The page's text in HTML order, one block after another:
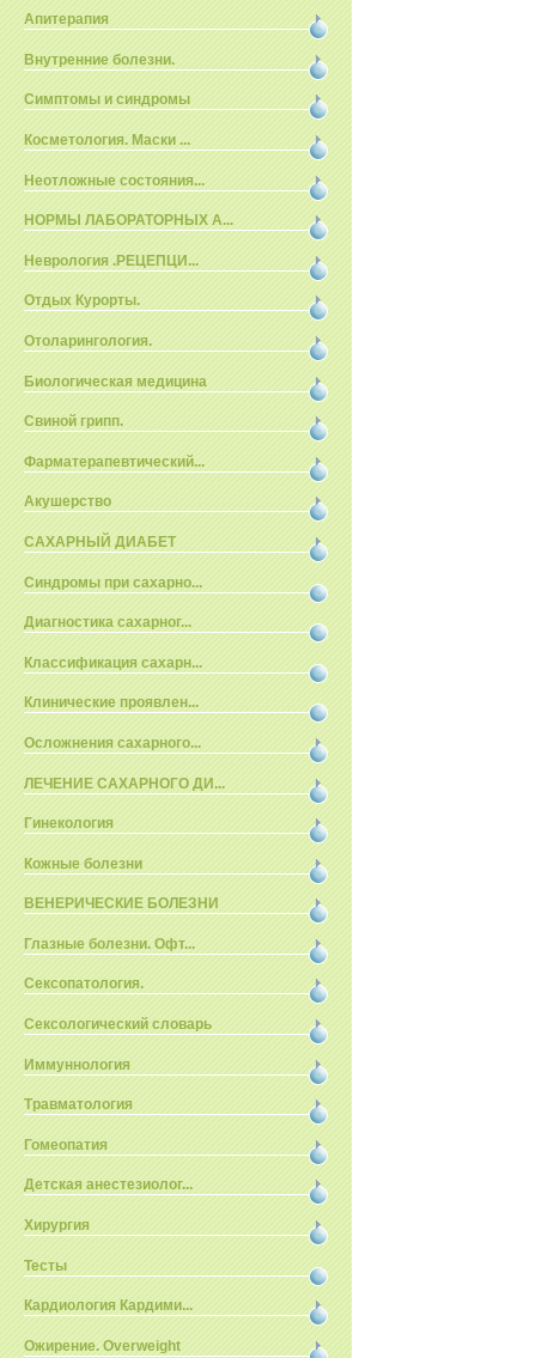
Апитерапия
Внутренние болезни.
Симптомы и синдромы
Косметология. Маски ...
Неотложные состояния...
НОРМЫ ЛАБОРАТОРНЫХ А...
Неврология .РЕЦЕПЦИ...
Отдых Курорты.
Отоларингология.
Биологическая медицина
Свиной грипп.
Фарматерапевтический...
Акушерство
САХАРНЫЙ ДИАБЕТ
Синдромы при сахарно...
Диагностика сахарног...
Классификация сахарн...
Клинические проявлен...
Осложнения сахарного...
ЛЕЧЕНИЕ САХАРНОГО ДИ...
Гинекология
Кожные болезни
ВЕНЕРИЧЕСКИЕ БОЛЕЗНИ
Глазные болезни. Офт...
Сексопатология.
Сексологический словарь
Иммуннология
Травматология
Гомеопатия
Детская анестезиолог...
Хирургия
Тесты
Кардиология Кардими...
Ожирение. Overweight